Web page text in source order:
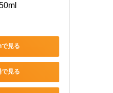
見る
見る